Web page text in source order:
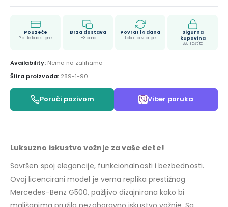
Pouzeće
Platite kad stigne
Brza dostava
1–3 dana
Povrat 14 dana
Lako i bez brige
Sigurna
kupovina
SSL zaštita
Availability: Nema na zalihama
Šifra proizvoda: 289-1-90
Poruči pozivom Viber poruka
Luksuzno iskustvo vožnje za vaše dete!
Savršen spoj elegancije, funkcionalnosti i bezbednosti.
Ovaj licencirani model je verna replika prestižnog
Mercedes-Benz G500, pažljivo dizajnirana kako bi